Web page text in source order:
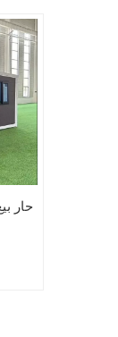
حار